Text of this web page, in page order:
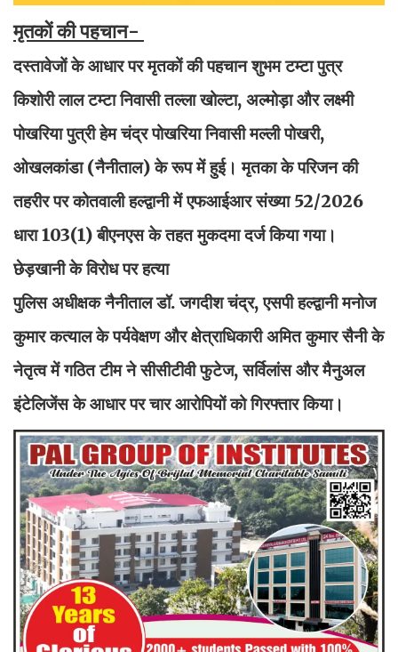
मृतकों की पहचान-
दस्तावेजों के आधार पर मृतकों की पहचान शुभम टम्टा पुत्र
किशोरी लाल टम्टा निवासी तल्ला खोल्टा, अल्मोड़ा और लक्ष्मी
पोखरिया पुत्री हेम चंद्र पोखरिया निवासी मल्ली पोखरी,
ओखलकांडा (नैनीताल) के रूप में हुई। मृतका के परिजन की
तहरीर पर कोतवाली हल्द्वानी में एफआईआर संख्या 52/2026
धारा 103(1) बीएनएस के तहत मुकदमा दर्ज किया गया।
छेड़खानी के विरोध पर हत्या
पुलिस अधीक्षक नैनीताल डॉ. जगदीश चंद्र, एसपी हल्द्वानी मनोज
कुमार कत्याल के पर्यवेक्षण और क्षेत्राधिकारी अमित कुमार सैनी के
नेतृत्व में गठित टीम ने सीसीटीवी फुटेज, सर्विलांस और मैनुअल
इंटेलिजेंस के आधार पर चार आरोपियों को गिरफ्तार किया।